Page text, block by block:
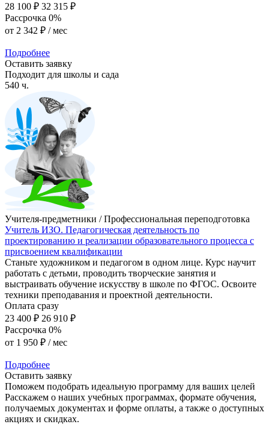
28 100 ₽ 32 315 ₽
Рассрочка 0%
от 2 342 ₽ / мес
Подробнее
Оставить заявку
Подходит для школы и сада
540 ч.
Учителя-предметники / Профессиональная переподготовка
Учитель ИЗО. Педагогическая деятельность по
проектированию и реализации образовательного процесса с
присвоением квалификации
Станьте художником и педагогом в одном лице. Курс научит
работать с детьми, проводить творческие занятия и
выстраивать обучение искусству в школе по ФГОС. Освоите
техники преподавания и проектной деятельности.
Оплата сразу
23 400 ₽ 26 910 ₽
Рассрочка 0%
от 1 950 ₽ / мес
Подробнее
Оставить заявку
Поможем подобрать идеальную программу для ваших целей
Расскажем о наших учебных программах, формате обучения,
получаемых документах и форме оплаты, а также о доступных
акциях и скидках.